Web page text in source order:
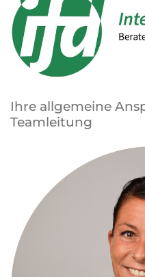
Ihre allgemeine
Teamleitung